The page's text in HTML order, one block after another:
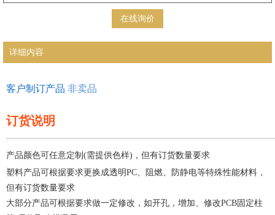
在线询价
详细内容
客户制订产品 非卖品
订货说明
产品颜色可任意定制(需提供色样)，但有订货数量要求
塑料产品可根据要求更换成透明PC、阻燃、防静电等特殊性能材料，
但有订货数量要求
大部分产品可根据要求做一定修改，如开孔，增加、修改PCB固定柱